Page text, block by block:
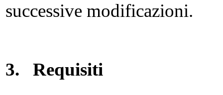
successive modificazioni.
3. Requisiti